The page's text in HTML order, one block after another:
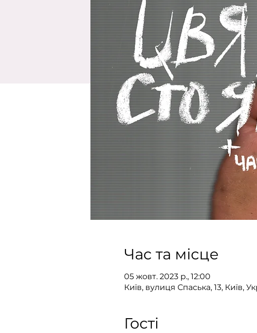
Час та місце
05 жовт. 2023 р., 12:00
Київ, вулиця Спаська, 13, Київ,
Гості